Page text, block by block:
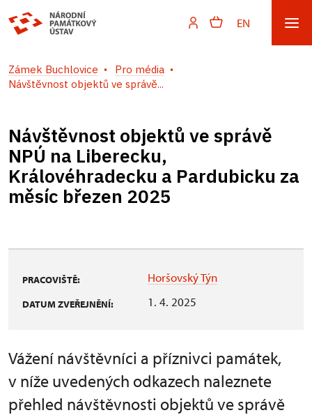
EN
Zámek Buchlovice
Pro média
Návštěvnost objektů ve správě...
Návštěvnost objektů ve správě
NPÚ na Liberecku,
Královéhradecku a Pardubicku za
měsíc březen 2025
PRACOVIŠTĚ: Horšovský Týn
DATUM ZVEŘEJNĚNÍ: 1. 4. 2025
Vážení návštěvníci a příznivci památek,
v níže uvedených odkazech naleznete
přehled návštěvnosti objektů ve správě